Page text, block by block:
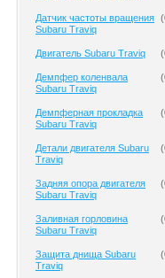
Датчик частоты вращения
Subaru Traviq
(
Двигатель Subaru Traviq (
Демпфер коленвала
Subaru Traviq
(
Демпферная прокладка
Subaru Traviq
(
Детали двигателя Subaru
Traviq
(
Задняя опора двигателя
Subaru Traviq
(
Заливная горловина
Subaru Traviq
(
Защита днища Subaru
Traviq
(